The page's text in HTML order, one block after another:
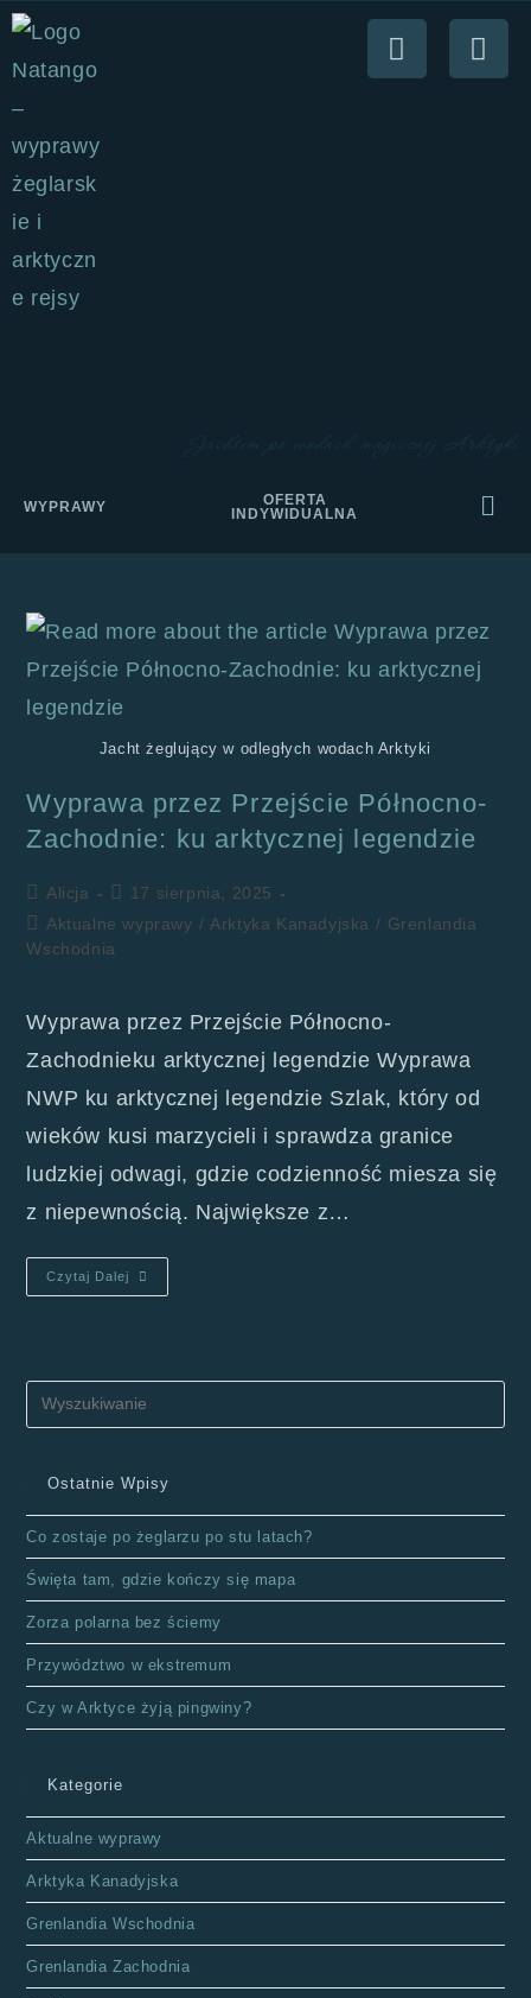
WYPRAWY
OFERTA
INDYWIDUALNA
Jacht żeglujący w odległych wodach Arktyki
Wyprawa przez Przejście Północno-
Zachodnie: ku arktycznej legendzie
Alicja
17 sierpnia, 2025
Aktualne wyprawy / Arktyka Kanadyjska / Grenlandia
Wschodnia
Wyprawa przez Przejście Północno-
Zachodnieku arktycznej legendzie Wyprawa
NWP ku arktycznej legendzie Szlak, który od
wieków kusi marzycieli i sprawdza granice
ludzkiej odwagi, gdzie codzienność miesza się
z niepewnością. Największe z…
Czytaj Dalej
Ostatnie Wpisy
Co zostaje po żeglarzu po stu latach?
Święta tam, gdzie kończy się mapa
Zorza polarna bez ściemy
Przywództwo w ekstremum
Czy w Arktyce żyją pingwiny?
Kategorie
Aktualne wyprawy
Arktyka Kanadyjska
Grenlandia Wschodnia
Grenlandia Zachodnia